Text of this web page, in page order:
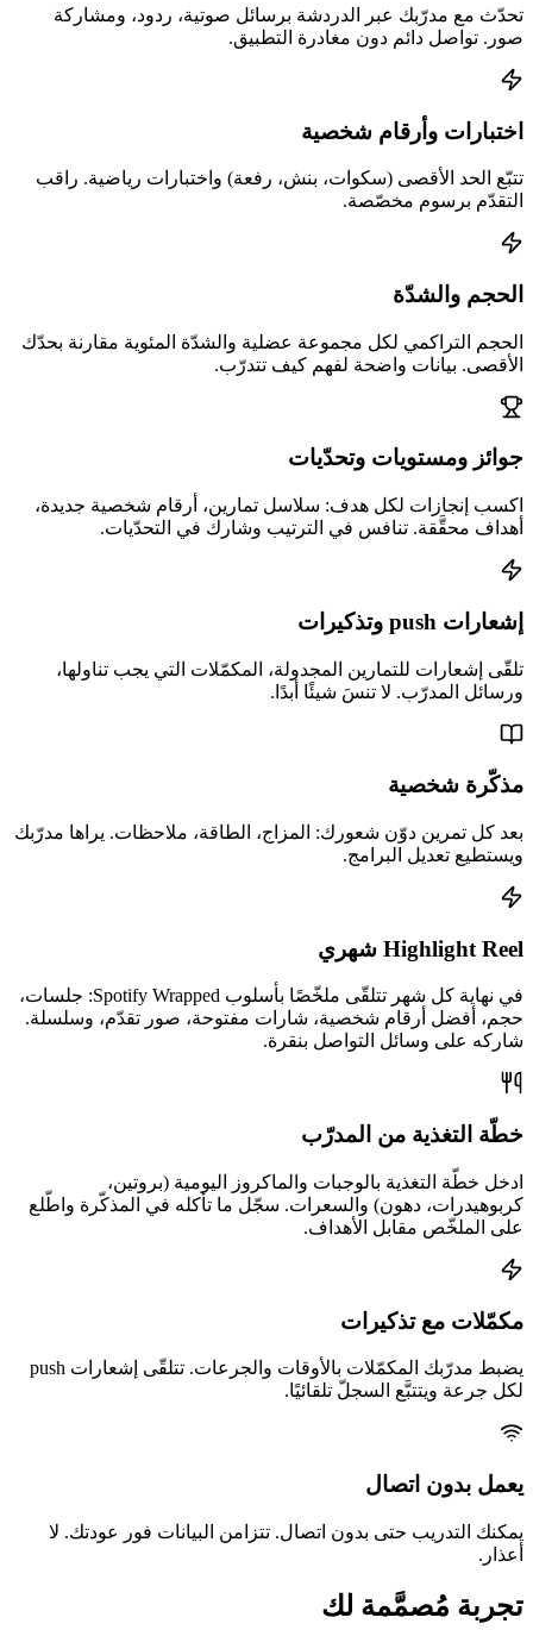
تحدّث مع مدرّبك عبر الدردشة برسائل صوتية، ردود، ومشاركة
صور. تواصل دائم دون مغادرة التطبيق.
اختبارات وأرقام شخصية
تتبّع الحد الأقصى (سكوات، بنش، رفعة) واختبارات رياضية. راقب
التقدّم برسوم مخصّصة.
الحجم والشدّة
الحجم التراكمي لكل مجموعة عضلية والشدّة المئوية مقارنة بحدّك
الأقصى. بيانات واضحة لفهم كيف تتدرّب.
جوائز ومستويات وتحدّيات
اكسب إنجازات لكل هدف: سلاسل تمارين، أرقام شخصية جديدة،
أهداف محقَّقة. تنافس في الترتيب وشارك في التحدّيات.
إشعارات push وتذكيرات
تلقّى إشعارات للتمارين المجدولة، المكمّلات التي يجب تناولها،
ورسائل المدرّب. لا تنسَ شيئًا أبدًا.
مذكّرة شخصية
بعد كل تمرين دوّن شعورك: المزاج، الطاقة، ملاحظات. يراها مدرّبك
ويستطيع تعديل البرامج.
Highlight Reel شهري
في نهاية كل شهر تتلقّى ملخّصًا بأسلوب Spotify Wrapped: جلسات،
حجم، أفضل أرقام شخصية، شارات مفتوحة، صور تقدّم، وسلسلة.
شاركه على وسائل التواصل بنقرة.
خطّة التغذية من المدرّب
ادخل خطّة التغذية بالوجبات والماكروز اليومية (بروتين،
كربوهيدرات، دهون) والسعرات. سجّل ما تأكله في المذكّرة واطّلع
على الملخّص مقابل الأهداف.
مكمّلات مع تذكيرات
يضبط مدرّبك المكمّلات بالأوقات والجرعات. تتلقّى إشعارات push
لكل جرعة ويتتبَّع السجلّ تلقائيًا.
يعمل بدون اتصال
يمكنك التدريب حتى بدون اتصال. تتزامن البيانات فور عودتك. لا
أعذار.
تجربة مُصمَّمة لك